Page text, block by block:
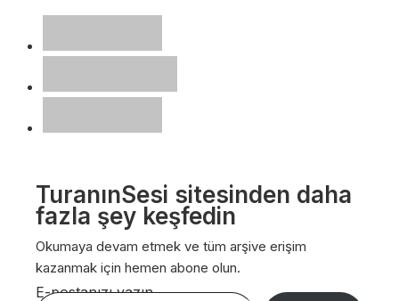
TuranınSesi sitesinden daha
fazla şey keşfedin
Okumaya devam etmek ve tüm arşive erişim
kazanmak için hemen abone olun.
E-postanızı yazın…